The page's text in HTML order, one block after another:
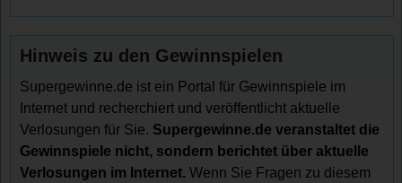
Hinweis zu den Gewinnspielen
Supergewinne.de ist ein Portal für Gewinnspiele im
Internet und recherchiert und veröffentlicht aktuelle
Verlosungen für Sie. Supergewinne.de veranstaltet die
Gewinnspiele nicht, sondern berichtet über aktuelle
Verlosungen im Internet. Wenn Sie Fragen zu diesem